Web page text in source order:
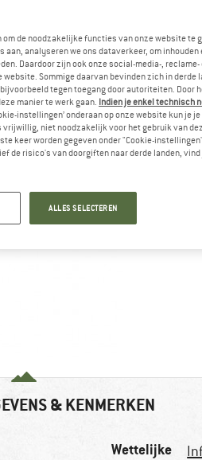
& KENMERKEN
Wettelijke
de noodzakelijke functies van onze website te
analyseren we ons dataverkeer, om inhouden
Daardoor zijn ook onze social-media-, reclame-
Sommige daarvan bevinden zich in derde
tegen toegang door autoriteiten. Door
manier te werk gaan. Indien je enkel technisch
instellingen’ onderaan op onze website kun je
niet noodzakelijk voor het gebruik van
keer worden gegeven onder "Cookie-
de risico's van doorgiften naar derde landen, vind
ALLES SELECTEREN